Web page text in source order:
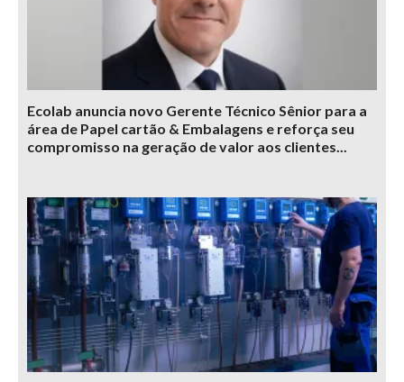
Ecolab anuncia novo Gerente Técnico Sênior para a
área de Papel cartão & Embalagens e reforça seu
compromisso na geração de valor aos clientes...